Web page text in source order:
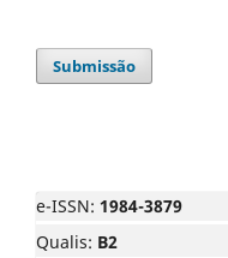
Submissão
e-ISSN: 1984-3879
Qualis: B2